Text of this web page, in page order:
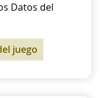
Datos del
juego